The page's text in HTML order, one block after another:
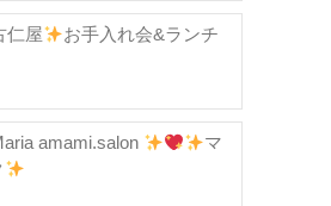
仁屋 お手入れ会&ランチ
amami.salon
マ